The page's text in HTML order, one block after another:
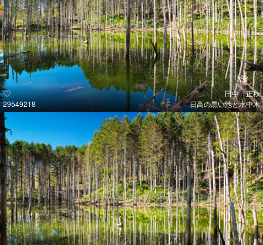
29549218
田中 正秋
日高の黒い池と水中木